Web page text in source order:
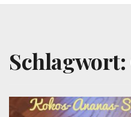
Schlagwort: